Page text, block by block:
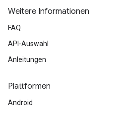
Weitere Informationen
FAQ
API-Auswahl
Anleitungen
Plattformen
Android